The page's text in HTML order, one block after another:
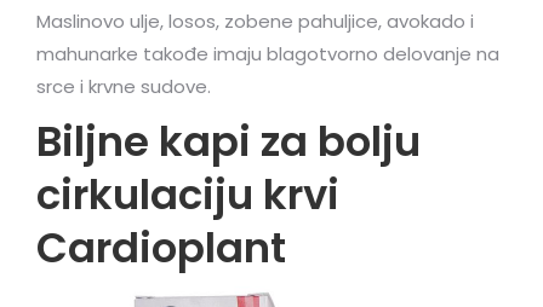
Maslinovo ulje, losos, zobene pahuljice, avokado i
mahunarke takođe imaju blagotvorno delovanje na
srce i krvne sudove.
Biljne kapi za bolju
cirkulaciju krvi
Cardioplant